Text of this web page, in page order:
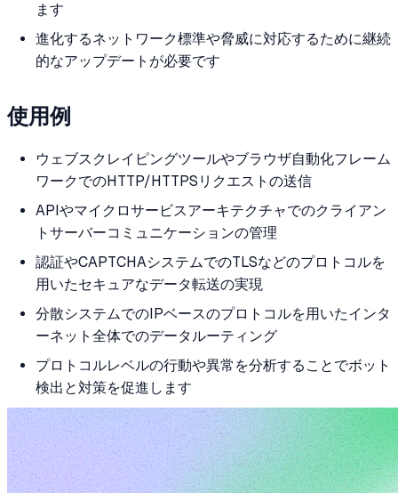
ます
進化するネットワーク標準や脅威に対応するために継続
的なアップデートが必要です
使用例
ウェブスクレイピングツールやブラウザ自動化フレーム
ワークでのHTTP/HTTPSリクエストの送信
APIやマイクロサービスアーキテクチャでのクライアン
トサーバーコミュニケーションの管理
認証やCAPTCHAシステムでのTLSなどのプロトコルを
用いたセキュアなデータ転送の実現
分散システムでのIPベースのプロトコルを用いたインタ
ーネット全体でのデータルーティング
プロトコルレベルの行動や異常を分析することでボット
検出と対策を促進します